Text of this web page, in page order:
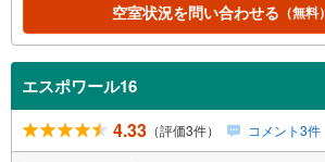
空室状況を問い合わせる （無料）
エスポワール16
4.33 （評価3件） コメント3件